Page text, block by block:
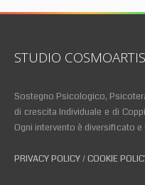
STUDIO
Sostegno Psicologico,
di crescita Individuale e di
Ogni intervento è diversificato
PRIVACY POLICY/COOKIE